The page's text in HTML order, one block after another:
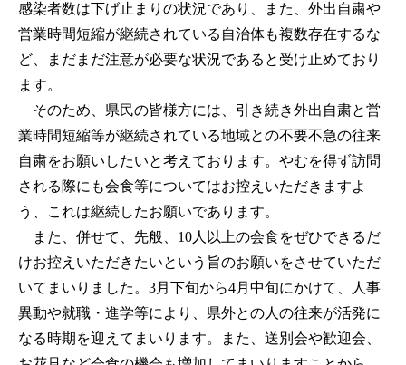
感染者数は下げ止まりの状況であり、また、外出自粛や
営業時間短縮が継続されている自治体も複数存在するな
ど、まだまだ注意が必要な状況であると受け止めており
ます。
そのため、県民の皆様方には、引き続き外出自粛と営
業時間短縮等が継続されている地域との不要不急の往来
自粛をお願いしたいと考えております。やむを得ず訪問
される際にも会食等についてはお控えいただきますよ
う、これは継続したお願いであります。
また、併せて、先般、10人以上の会食をぜひできるだ
けお控えいただきたいという旨のお願いをさせていただ
いてまいりました。3月下旬から4月中旬にかけて、人事
異動や就職・進学等により、県外との人の往来が活発に
なる時期を迎えてまいります。また、送別会や歓迎会、